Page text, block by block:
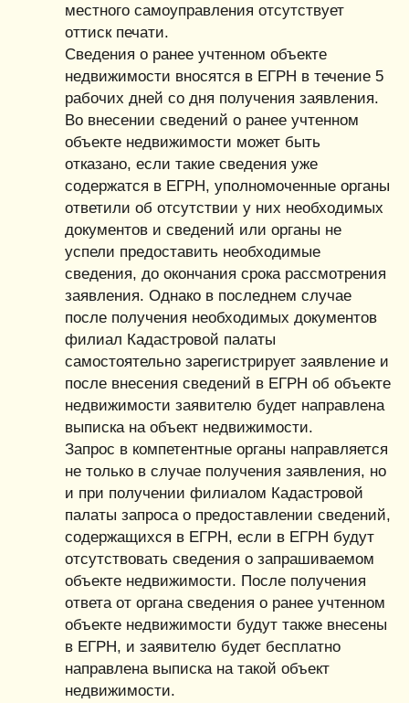
местного самоуправления отсутствует
оттиск печати.
Сведения о ранее учтенном объекте
недвижимости вносятся в ЕГРН в течение 5
рабочих дней со дня получения заявления.
Во внесении сведений о ранее учтенном
объекте недвижимости может быть
отказано, если такие сведения уже
содержатся в ЕГРН, уполномоченные органы
ответили об отсутствии у них необходимых
документов и сведений или органы не
успели предоставить необходимые
сведения, до окончания срока рассмотрения
заявления. Однако в последнем случае
после получения необходимых документов
филиал Кадастровой палаты
самостоятельно зарегистрирует заявление и
после внесения сведений в ЕГРН об объекте
недвижимости заявителю будет направлена
выписка на объект недвижимости.
Запрос в компетентные органы направляется
не только в случае получения заявления, но
и при получении филиалом Кадастровой
палаты запроса о предоставлении сведений,
содержащихся в ЕГРН, если в ЕГРН будут
отсутствовать сведения о запрашиваемом
объекте недвижимости. После получения
ответа от органа сведения о ранее учтенном
объекте недвижимости будут также внесены
в ЕГРН, и заявителю будет бесплатно
направлена выписка на такой объект
недвижимости.